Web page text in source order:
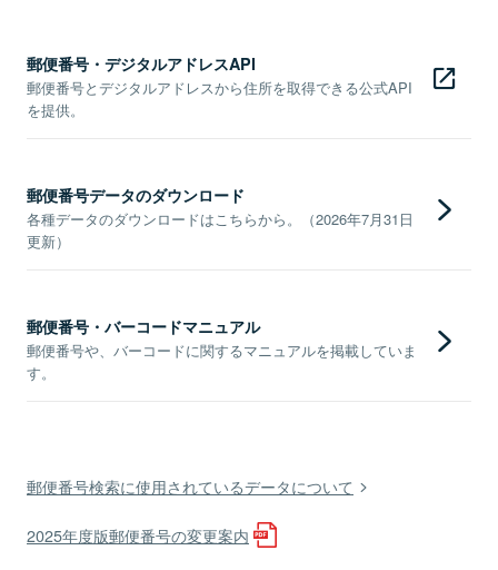
郵便番号・デジタルアドレスAPI
郵便番号とデジタルアドレスから住所を取得できる公式API
を提供。
郵便番号データのダウンロード
各種データのダウンロードはこちらから。（2026年7月31日
更新）
郵便番号・バーコードマニュアル
郵便番号や、バーコードに関するマニュアルを掲載していま
す。
郵便番号検索に使用されているデータについて
2025年度版郵便番号の変更案内